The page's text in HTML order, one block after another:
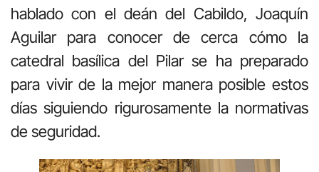
hablado con el deán del Cabildo, Joaquín
Aguilar para conocer de cerca cómo la
catedral basílica del Pilar se ha preparado
para vivir de la mejor manera posible estos
días siguiendo rigurosamente la normativas
de seguridad.